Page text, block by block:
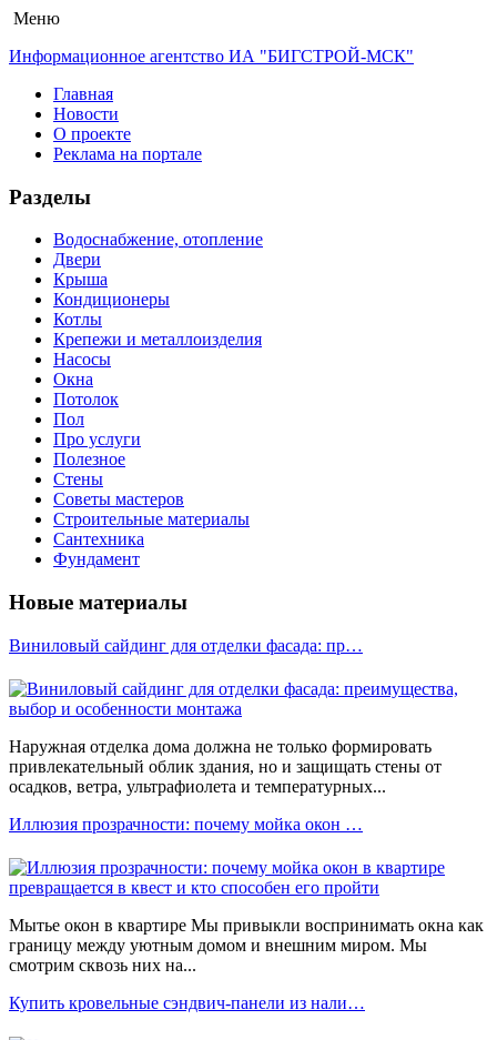
Меню
Информационное агентство ИА "БИГСТРОЙ-МСК"
Главная
Новости
О проекте
Реклама на портале
Разделы
Водоснабжение, отопление
Двери
Крыша
Кондиционеры
Котлы
Крепежи и металлоизделия
Насосы
Окна
Потолок
Пол
Про услуги
Полезное
Стены
Советы мастеров
Строительные материалы
Сантехника
Фундамент
Новые материалы
Виниловый сайдинг для отделки фасада: пр…
Наружная отделка дома должна не только формировать
привлекательный облик здания, но и защищать стены от
осадков, ветра, ультрафиолета и температурных...
Иллюзия прозрачности: почему мойка окон …
Мытье окон в квартире Мы привыкли воспринимать окна как
границу между уютным домом и внешним миром. Мы
смотрим сквозь них на...
Купить кровельные сэндвич-панели из нали…